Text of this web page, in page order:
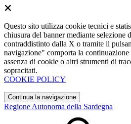
Questo sito utilizza cookie tecnici e
chiusura del banner mediante selezione
contraddistinto dalla X o tramite il
navigazione" comporta la
assenza di cookie o altri strumenti di
sopracitati.
COOKIE POLICY
Continua la navigazione
Regione Autonoma della Sardegna